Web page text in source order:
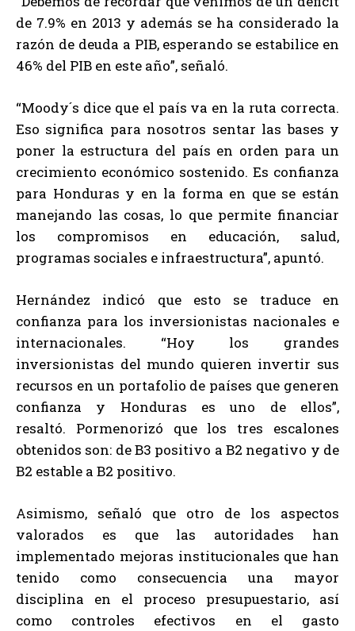
de 7.9% en 2013 y además se ha considerado la
razón de deuda a PIB, esperando se estabilice en
46% del PIB en este año”, señaló.
“Moody´s dice que el país va en la ruta correcta.
Eso significa para nosotros sentar las bases y
poner la estructura del país en orden para un
crecimiento económico sostenido. Es confianza
para Honduras y en la forma en que se están
manejando las cosas, lo que permite financiar
los compromisos en educación, salud,
programas sociales e infraestructura”, apuntó.
Hernández indicó que esto se traduce en
confianza para los inversionistas nacionales e
internacionales. “Hoy los grandes
inversionistas del mundo quieren invertir sus
recursos en un portafolio de países que generen
confianza y Honduras es uno de ellos”,
resaltó. Pormenorizó que los tres escalones
obtenidos son: de B3 positivo a B2 negativo y de
B2 estable a B2 positivo.
Asimismo, señaló que otro de los aspectos
valorados es que las autoridades han
implementado mejoras institucionales que han
tenido como consecuencia una mayor
disciplina en el proceso presupuestario, así
como controles efectivos en el gasto